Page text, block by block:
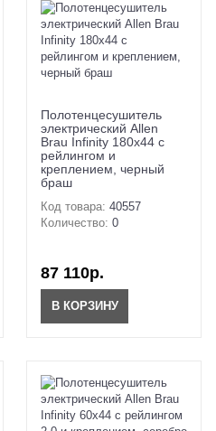
Полотенцесушитель
электрический Allen
Brau Infinity 180x44 с
рейлингом и
креплением, черный
браш
Код товара: 40557
Количество: 0
87 110р.
В КОРЗИНУ